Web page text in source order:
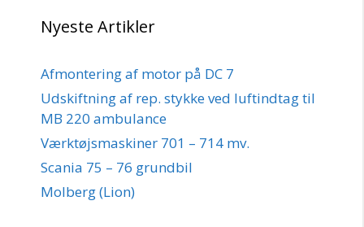
Nyeste Artikler
Afmontering af motor på DC 7
Udskiftning af rep. stykke ved luftindtag til
MB 220 ambulance
Værktøjsmaskiner 701 – 714 mv.
Scania 75 – 76 grundbil
Molberg (Lion)